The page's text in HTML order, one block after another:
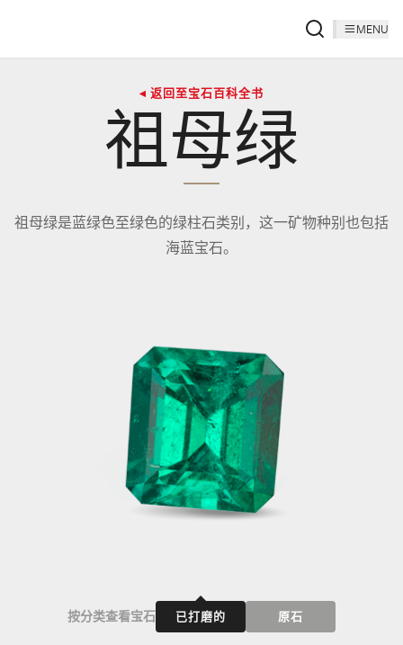
MENU
◂ 返回至宝石百科全书
祖母绿
祖母绿是蓝绿色至绿色的绿柱石类别，这一矿物种别也包括
海蓝宝石。
按分类查看宝石 已打磨的 原石